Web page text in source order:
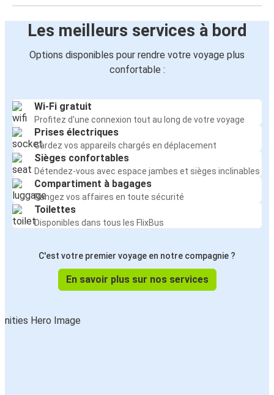
Les meilleurs services à bord
Options disponibles pour rendre votre voyage plus
confortable :
Wi-Fi gratuit
Profitez d'une connexion tout au long de votre voyage
Prises électriques
Gardez vos appareils chargés en déplacement
Sièges confortables
Détendez-vous avec espace jambes et sièges inclinables
Compartiment à bagages
Rangez vos affaires en toute sécurité
Toilettes
Disponibles dans tous les FlixBus
C'est votre premier voyage en notre compagnie ?
En savoir plus sur nos services